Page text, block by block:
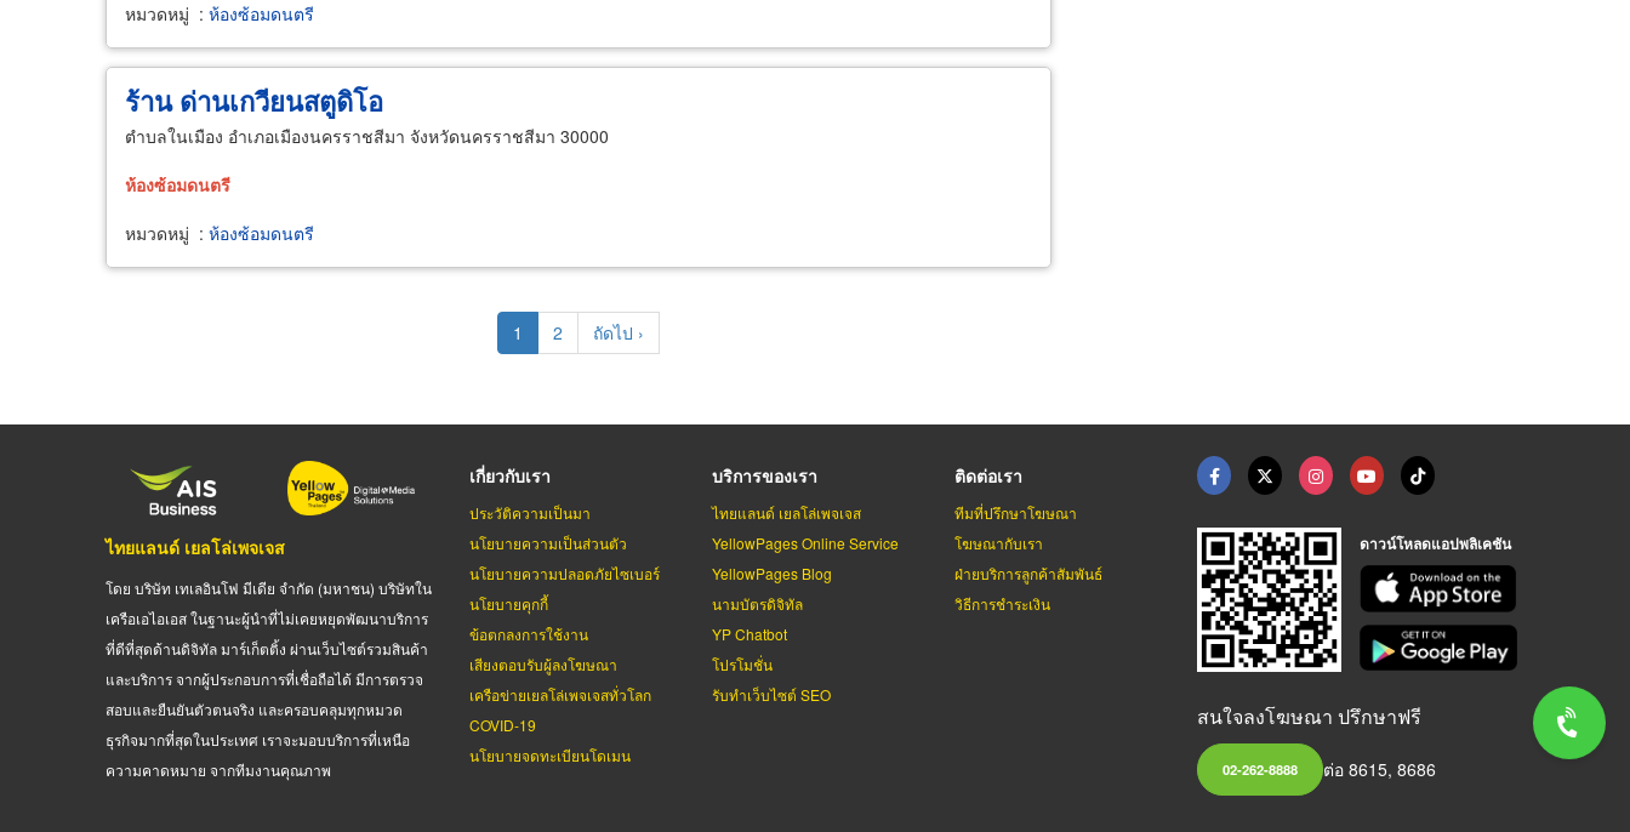
หมวดหมู่ : ห้องซ้อมดนตรี
ร้าน ด่านเกวียนสตูดิโอ
ตำบลในเมือง อำเภอเมืองนครราชสีมา จังหวัดนครราชสีมา 30000
ห้องซ้อมดนตรี
หมวดหมู่ : ห้องซ้อมดนตรี
Current
page
1 Page
2
Next
page
ถัดไป ›
ไทยแลนด์ เยลโล่เพจเจส
โดย บริษัท เทเลอินโฟ มีเดีย จำกัด (มหาชน) บริษัทใน
เครือเอไอเอส ในฐานะผู้นำที่ไม่เคยหยุดพัฒนาบริการ
ที่ดีที่สุดด้านดิจิทัล มาร์เก็ตติ้ง ผ่านเว็บไซต์รวมสินค้า
และบริการ จากผู้ประกอบการที่เชื่อถือได้ มีการตรวจ
สอบและยืนยันตัวตนจริง และครอบคลุมทุกหมวด
ธุรกิจมากที่สุดในประเทศ เราจะมอบบริการที่เหนือ
ความคาดหมาย จากทีมงานคุณภาพ
เกี่ยวกับเรา
ประวัติความเป็นมา
นโยบายความเป็นส่วนตัว
นโยบายความปลอดภัยไซเบอร์
นโยบายคุกกี้
ข้อตกลงการใช้งาน
เสียงตอบรับผู้ลงโฆษณา
เครือข่ายเยลโล่เพจเจสทั่วโลก
COVID-19
นโยบายจดทะเบียนโดเมน
บริการของเรา
ไทยแลนด์ เยลโล่เพจเจส
YellowPages Online Service
YellowPages Blog
นามบัตรดิจิทัล
YP Chatbot
โปรโมชั่น
รับทำเว็บไซต์ SEO
ติดต่อเรา
ทีมที่ปรึกษาโฆษณา
โฆษณากับเรา
ฝ่ายบริการลูกค้าสัมพันธ์
วิธีการชำระเงิน
ดาวน์โหลดแอปพลิเคชัน
สนใจลงโฆษณา ปรึกษาฟรี
02-262-8888 ต่อ 8615, 8686